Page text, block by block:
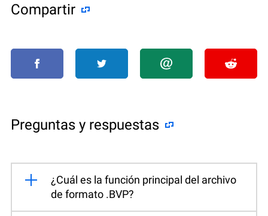
Compartir
Preguntas y respuestas
¿Cuál es la función principal del archivo
de formato .BVP?